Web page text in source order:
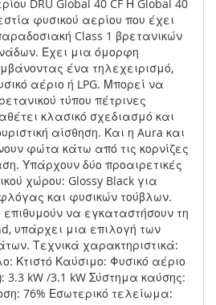
DRU Global 40 CF Η Global 40
φυσικού αερίου που έχει
Class 1 βρετανικών
Έχει μια όμορφη
ένα τηλεχειρισμό,
αέριο ή LPG. Μπορεί να
τύπου πέτρινες
κλασικό σχεδιασμό και
αίσθηση. Και η Aura και
φώτα κάτω από τις κορνίζες
Υπάρχουν δύο προαιρετικές
χώρου: Glossy Black για
και φυσικών τούβλων.
επιθυμούν να εγκαταστήσουν τη
υπάρχει μια επιλογή των
Τεχνικά χαρακτηριστικά:
Κτιστό Καύσιμο: Φυσικό αέριο
3.3 kW /3.1 kW Σύστημα καύσης:
76% Εσωτερικό τελείωμα: